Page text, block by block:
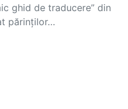
ghid de traducere” din
părinților…